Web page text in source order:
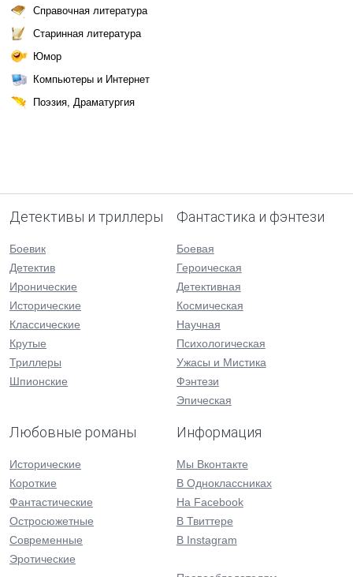
Справочная литература
Старинная литература
Юмор
Компьютеры и Интернет
Поэзия, Драматургия
Детективы и триллеры
Боевик
Детектив
Иронические
Исторические
Классические
Крутые
Триллеры
Шпионские
Фантастика и фэнтези
Боевая
Героическая
Детективная
Космическая
Научная
Психологическая
Ужасы и Мистика
Фэнтези
Эпическая
Любовные романы
Исторические
Короткие
Фантастические
Остросюжетные
Современные
Эротические
Информация
Мы Вконтакте
В Одноклассниках
На Facebook
В Твиттере
В Instagram